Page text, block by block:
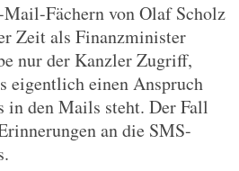
Mail-Fächern von Olaf Scholz
Zeit als Finanzminister
nur der Kanzler Zugriff,
eigentlich einen Anspruch
in den Mails steht. Der Fall
an die SMS-